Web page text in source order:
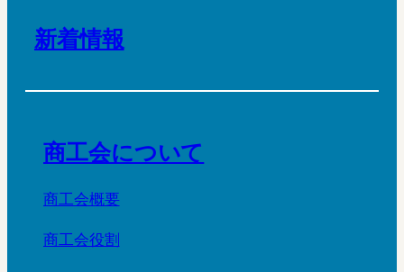
新着情報
商工会について
商工会概要
商工会役割